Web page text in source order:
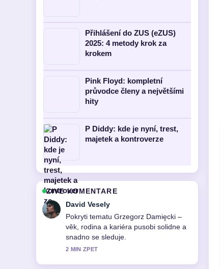
Přihlášení do ZUS (eZUS)
2025: 4 metody krok za
krokem
Pink Floyd: kompletní
průvodce členy a největšími
hity
P Diddy: kde je nyní, trest,
majetek a kontroverze
ZIVE KOMENTARE
Anna Novakova
Vyborna verifikace kolem Kefalonia:
tipy na dovolenou, pláže, co vidět....
Vic redakci by melo psat timto stylem.
4 MIN ZPET